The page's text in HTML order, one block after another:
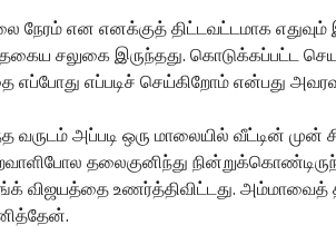
நேரம் என எனக்குத் திட்டவட்டமாக எதுவும்
சலுகை இருந்தது. கொடுக்கப்பட்ட
எப்போது எப்படிச் செய்கிறோம் என்பது
வருடம் அப்படி ஒரு மாலையில் வீட்டின் முன்
தலைகுனிந்து
விஜயத்தை உணர்த்திவிட்டது. அம்மாவைத்